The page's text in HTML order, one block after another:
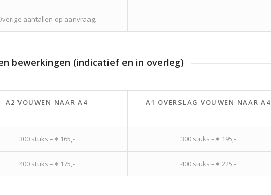
aantallen op aanvraag.
bewerkingen (indicatief en in overleg)
A2 VOUWEN NAAR A4 A1 OVERSLAG VOUWEN NAAR A4
300 stuks – € 165,- 300 stuks – € 195,-
400 stuks – € 175,- 400 stuks – € 225,-